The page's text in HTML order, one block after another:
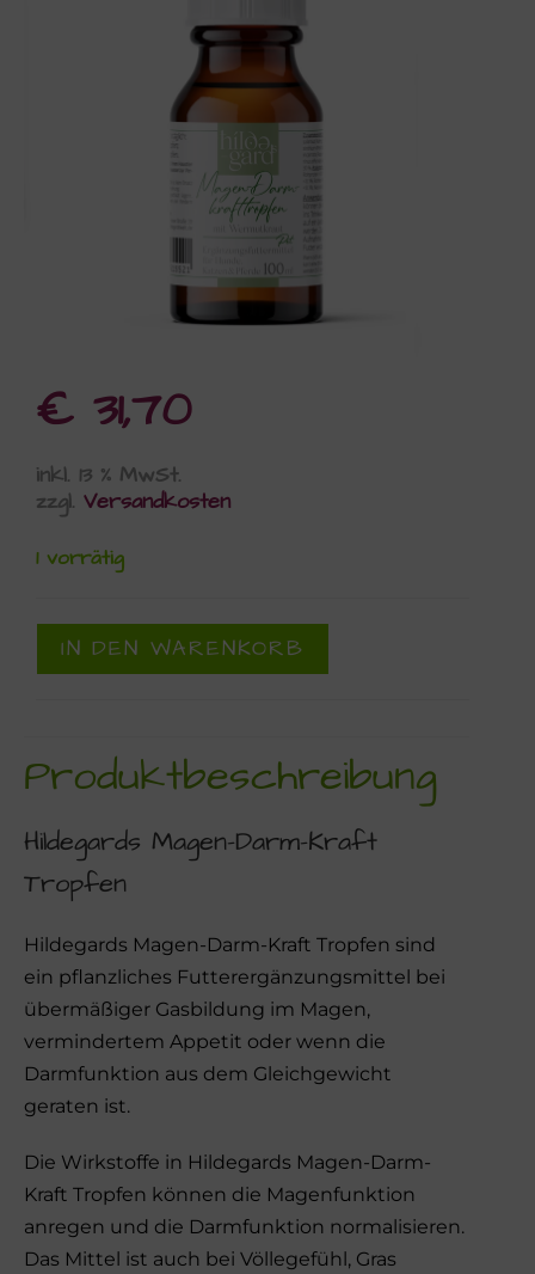
€ 31,70
inkl. 13 % MwSt.
zzgl. Versandkosten
1 vorrätig
IN DEN WARENKORB
Produktbeschreibung
Hildegards Magen-Darm-Kraft
Tropfen
Hildegards Magen-Darm-Kraft Tropfen sind
ein pflanzliches Futterergänzungsmittel bei
übermäßiger Gasbildung im Magen,
vermindertem Appetit oder wenn die
Darmfunktion aus dem Gleichgewicht
geraten ist.
Die Wirkstoffe in Hildegards Magen-Darm-
Kraft Tropfen können die Magenfunktion
anregen und die Darmfunktion normalisieren.
Das Mittel ist auch bei Völlegefühl, Gras